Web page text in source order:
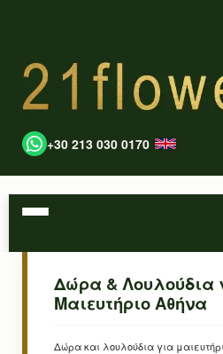
+30 213 030 0170
Δώρα & Λουλούδια
Μαιευτήριο Αθήνα
Δώρα και λουλούδια για